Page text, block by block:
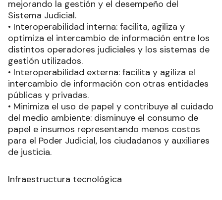
mejorando la gestión y el desempeño del
Sistema Judicial.
• Interoperabilidad interna: facilita, agiliza y
optimiza el intercambio de información entre los
distintos operadores judiciales y los sistemas de
gestión utilizados.
• Interoperabilidad externa: facilita y agiliza el
intercambio de información con otras entidades
públicas y privadas.
• Minimiza el uso de papel y contribuye al cuidado
del medio ambiente: disminuye el consumo de
papel e insumos representando menos costos
para el Poder Judicial, los ciudadanos y auxiliares
de justicia.
Infraestructura tecnológica